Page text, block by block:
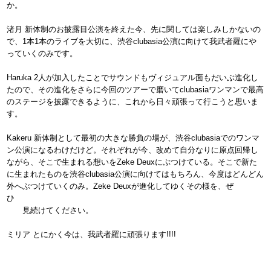
か。
渚月 新体制のお披露目公演を終えた今、先に関しては楽しみしかないの
で、1本1本のライブを大切に、渋谷clubasia公演に向けて我武者羅にや
っていくのみです。
Haruka 2人が加入したことでサウンドもヴィジュアル面もだいぶ進化し
たので、その進化をさらに今回のツアーで磨いてclubasiaワンマンで最高
のステージを披露できるように、これから日々頑張って行こうと思いま
す。
Kakeru 新体制として最初の大きな勝負の場が、渋谷clubasiaでのワンマ
ン公演になるわけだけど。それぞれが今、改めて自分なりに原点回帰し
ながら、そこで生まれる想いをZeke Deuxにぶつけている。そこで新た
に生まれたものを渋谷clubasia公演に向けてはもちろん、今度はどんどん
外へぶつけていくのみ。Zeke Deuxが進化してゆくその様を、ぜ
ひ
見続けてください。
ミリア とにかく今は、我武者羅に頑張ります!!!!